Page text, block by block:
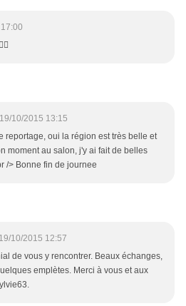
19/10/2015 13:15
reportage, oui la région est très belle et
moment au salon, j'y ai fait de belles
/> Bonne fin de journee
19/10/2015 12:57
de vous y rencontrer. Beaux échanges,
emplètes. Merci à vous et aux